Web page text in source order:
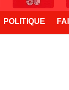
POLITIQUE